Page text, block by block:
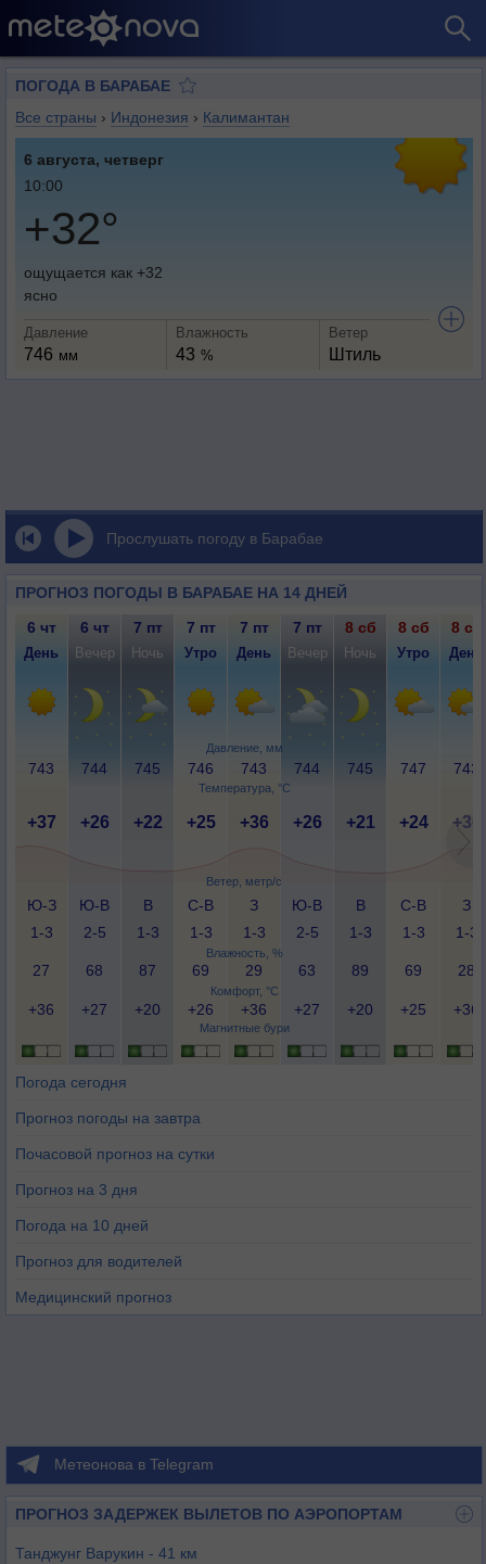
ПОГОДА В БАРАБАЕ
Все страны › Индонезия › Калимантан
6 августа, четверг
10:00
+32°
ощущается как +32
ясно
Давление
746 мм
Влажность
43 %
Ветер
Штиль
Прослушать погоду в Барабае
ПРОГНОЗ ПОГОДЫ В БАРАБАЕ НА 14 ДНЕЙ
Давление, мм
Температура, °C
Ветер, метр/с
Влажность, %
Комфорт, °C
Магнитные бури
6 чт 6 чт 7 пт 7 пт 7 пт 7 пт 8 сб 8 сб 8 сб
День Вечер Ночь Утро День Вечер Ночь Утро День
743 744 745 746 743 744 745 747 743
+37 +26 +22 +25 +36 +26 +21 +24 +36
Ю-З
1-3
Ю-В
2-5
В
1-3
С-В
1-3
З
1-3
Ю-В
2-5
В
1-3
С-В
1-3
З
1-3
27 68 87 69 29 63 89 69 28
+36 +27 +20 +26 +36 +27 +20 +25 +36
Погода сегодня
Прогноз погоды на завтра
Почасовой прогноз на сутки
Прогноз на 3 дня
Погода на 10 дней
Прогноз для водителей
Медицинский прогноз
Метеонова в Telegram
ПРОГНОЗ ЗАДЕРЖЕК ВЫЛЕТОВ ПО АЭРОПОРТАМ
Танджунг Варукин - 41 км